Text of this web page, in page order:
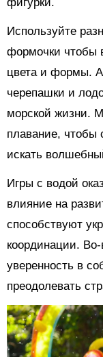
Используйте
формочки чтобы
цвета и формы.
черепашки и
морской жизни.
плавание, чтобы
искать
Игры с водой
влияние на
способствуют
координации.
уверенность в
преодолевать